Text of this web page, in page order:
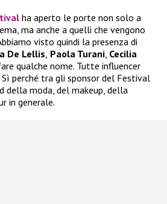
ha aperto le porte non solo a
ma anche a quelli che vengono
visto quindi la presenza di
De Lellis Paola Turani Cecilia
qualche nome. Tutte influencer
perché tra gli sponsor del Festival
della moda, del makeup, della
in generale.